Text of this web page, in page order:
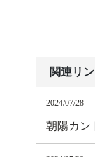
関連リ
2024/07/28
朝陽カン